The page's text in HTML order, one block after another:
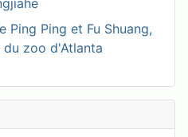
Ping Ping et Fu Shuang,
du zoo d'Atlanta